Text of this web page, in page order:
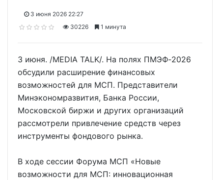
3 июня 2026 22:27
30226
1 минута
3 июня. /MEDIA TALK/. На полях ПМЭФ‑2026
обсудили расширение финансовых
возможностей для МСП. Представители
Минэкономразвития, Банка России,
Московской биржи и других организаций
рассмотрели привлечение средств через
инструменты фондового рынка.
В ходе сессии Форума МСП «Новые
возможности для МСП: инновационная